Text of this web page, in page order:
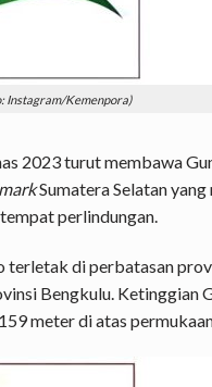
Instagram/Kemenpora)
2023 turut membawa
Sumatera Selatan
perlindungan.
terletak di perbatasan
Bengkulu. Ketinggian
meter di atas